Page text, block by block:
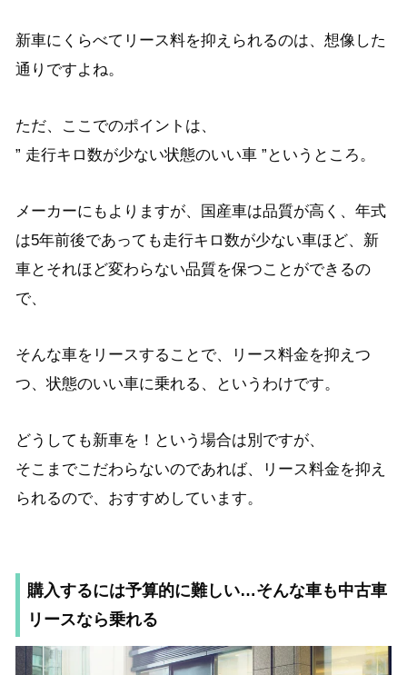
新車にくらべてリース料を抑えられるのは、想像した
通りですよね。
ただ、ここでのポイントは、
” 走行キロ数が少ない状態のいい車 ”というところ。
メーカーにもよりますが、国産車は品質が高く、年式
は5年前後であっても走行キロ数が少ない車ほど、新
車とそれほど変わらない品質を保つことができるの
で、
そんな車をリースすることで、リース料金を抑えつ
つ、状態のいい車に乗れる、というわけです。
どうしても新車を！という場合は別ですが、
そこまでこだわらないのであれば、リース料金を抑え
られるので、おすすめしています。
購入するには予算的に難しい…そんな車も中古車
リースなら乗れる